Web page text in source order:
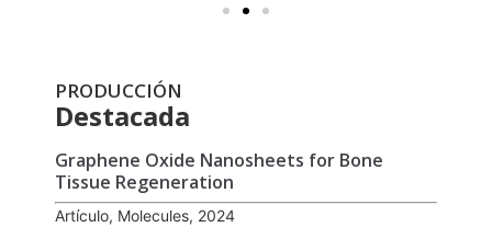
PRODUCCIÓN
Destacada
Graphene Oxide Nanosheets for Bone
Tissue Regeneration
Artículo, Molecules, 2024